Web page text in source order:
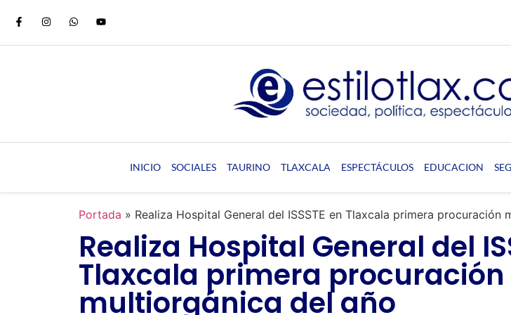
INICIO SOCIALES TAURINO TLAXCALA ESPECTÁCULOS EDUCACION
Portada » Realiza Hospital General del ISSSTE en Tlaxcala primera procuración
Realiza Hospital General del
Tlaxcala primera procuración
multiorgánica del año